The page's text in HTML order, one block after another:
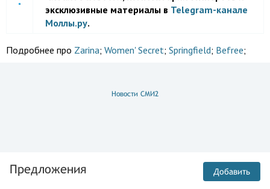
эксклюзивные материалы в Telegram-канале
Моллы.ру.
Подробнее про Zarina; Women' Secret; Springfield; Befree;
Новости СМИ2
Предложения Добавить